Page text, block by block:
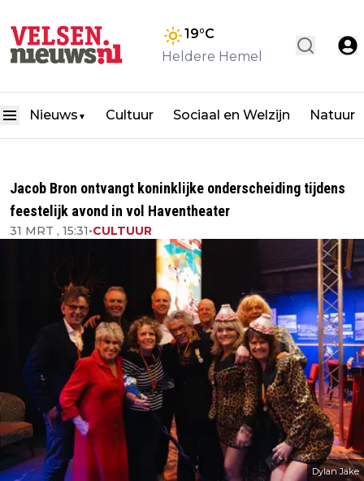
19°C
Heldere Hemel
Nieuws ▼ Cultuur Sociaal en Welzijn Natuur
Jacob Bron ontvangt koninklijke onderscheiding tijdens
feestelijk avond in vol Haventheater
31 MRT , 15:31•CULTUUR
Dylan Jake